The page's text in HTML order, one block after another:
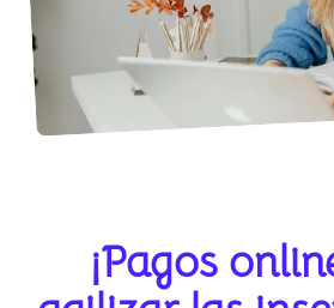
¡Pagos